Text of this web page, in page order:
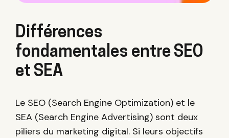
Différences
fondamentales entre SEO
et SEA
Le SEO (Search Engine Optimization) et le
SEA (Search Engine Advertising) sont deux
piliers du marketing digital. Si leurs objectifs